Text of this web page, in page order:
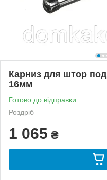
Карниз для штор
16мм
Готово до відправки
Роздріб
1 065 ₴